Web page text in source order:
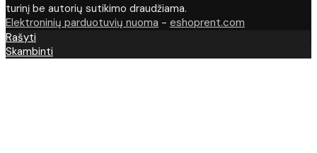
turinį be autorių sutikimo draudžiama.
Elektroninių parduotuvių nuoma - eshoprent.com
Rašyti
Skambinti